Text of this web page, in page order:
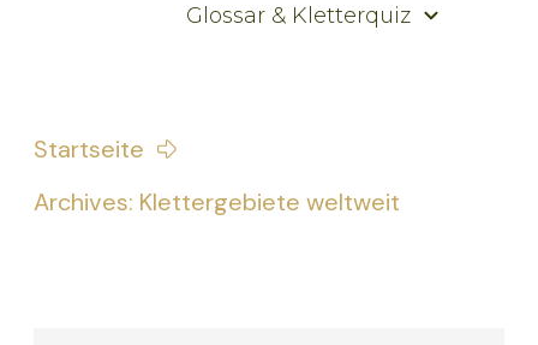
Glossar & Kletterquiz
Startseite
Archives: Klettergebiete weltweit